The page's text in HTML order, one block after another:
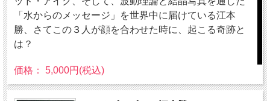
「水からのメッセージ」を世界中に届けている江本
勝、さてこの３人が顔を合わせた時に、起こる奇跡と
は？
価格： 5,000円(税込)